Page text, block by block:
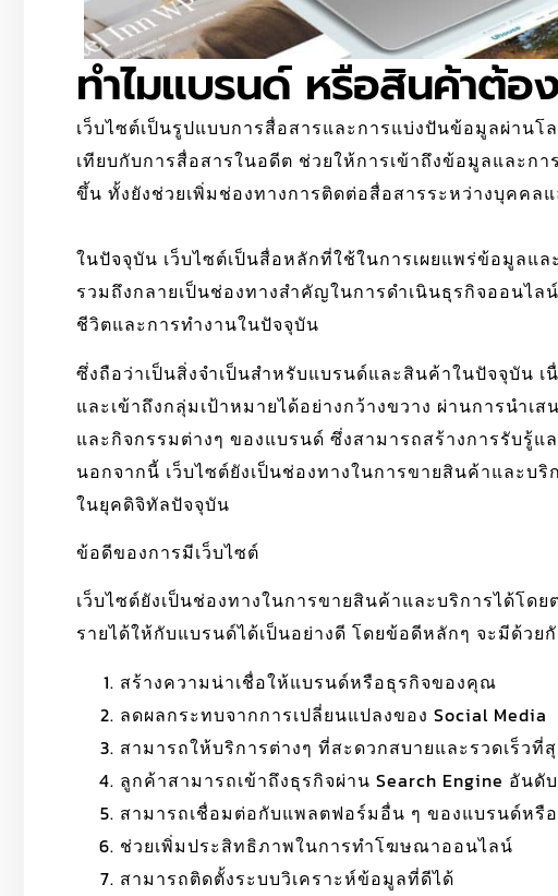
ทำไมแบรนด์ หรือสินค้าต้อ
เว็บไซต์เป็นรูปแบบการสื่อสารและการแบ่งปันข้อมูลผ่าน
เทียบกับการสื่อสารในอดีต ช่วยให้การเข้าถึงข้อมูลและก
ขึ้น ทั้งยังช่วยเพิ่มช่องทางการติดต่อสื่อสารระหว่างบุคคล
ในปัจจุบัน เว็บไซต์เป็นสื่อหลักที่ใช้ในการเผยแพร่ข้อมูลแ
รวมถึงกลายเป็นช่องทางสำคัญในการดำเนินธุรกิจออนไ
ชีวิตและการทำงานในปัจจุบัน
ซึ่งถือว่าเป็นสิ่งจำเป็นสำหรับแบรนด์และสินค้าในปัจจุบัน
และเข้าถึงกลุ่มเป้าหมายได้อย่างกว้างขวาง ผ่านการนำ
และกิจกรรมต่างๆ ของแบรนด์ ซึ่งสามารถสร้างการรับรู้
นอกจากนี้ เว็บไซต์ยังเป็นช่องทางในการขายสินค้าและบ
ในยุคดิจิทัลปัจจุบัน
ข้อดีของการมีเว็บไซต์
เว็บไซต์ยังเป็นช่องทางในการขายสินค้าและบริการได้โด
รายได้ให้กับแบรนด์ได้เป็นอย่างดี​ โดยข้อดีหลักๆ จะมีด้วย
สร้างความน่าเชื่อให้แบรนด์หรือธุรกิจของคุณ
ลดผลกระทบจากการเปลี่ยนแปลงของ Social Media
สามารถให้บริการต่างๆ ที่สะดวกสบายและรวดเร็วที่
ลูกค้าสามารถเข้าถึงธุรกิจผ่าน Search Engine อันดั
สามารถเชื่อมต่อกับแพลตฟอร์มอื่น ๆ ของแบรนด์หรื
ช่วยเพิ่มประสิทธิภาพในการทำโฆษณาออนไลน์
สามารถติดตั้งระบบวิเคราะห์ข้อมูลที่ดีได้